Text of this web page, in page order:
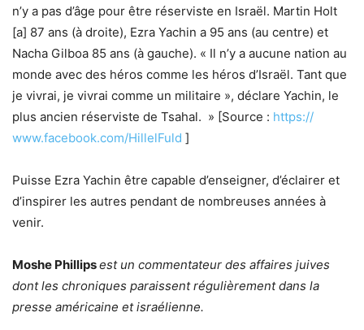
n’y a pas d’âge pour être réserviste en Israël. Martin Holt
[a] 87 ans (à droite), Ezra Yachin a 95 ans (au centre) et
Nacha Gilboa 85 ans (à gauche). « Il n’y a aucune nation au
monde avec des héros comme les héros d’Israël. Tant que
je vivrai, je vivrai comme un militaire », déclare Yachin, le
plus ancien réserviste de Tsahal. » [Source : https://
www.facebook.com/HillelFuld ]
Puisse Ezra Yachin être capable d’enseigner, d’éclairer et
d’inspirer les autres pendant de nombreuses années à
venir.
Moshe Phillipsest un commentateur des affaires juives
dont les chroniques paraissent régulièrement dans la
presse américaine et israélienne.